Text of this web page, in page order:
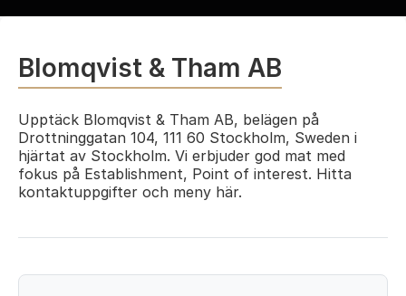
Blomqvist & Tham AB
Upptäck Blomqvist & Tham AB, belägen på
Drottninggatan 104, 111 60 Stockholm, Sweden i
hjärtat av Stockholm. Vi erbjuder god mat med
fokus på Establishment, Point of interest. Hitta
kontaktuppgifter och meny här.